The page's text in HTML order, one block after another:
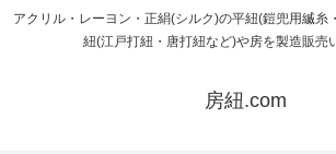
アクリル・レーヨン・正絹(シルク)の平紐(鎧兜用縅糸
紐(江戸打紐・唐打紐など)や房を製造販売
房紐.com